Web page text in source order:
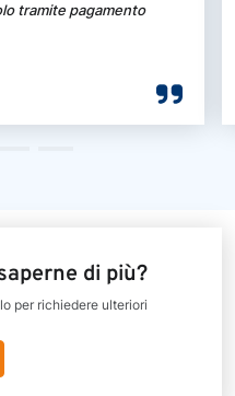
tramite pagamento
di più?
per richiedere ulteriori